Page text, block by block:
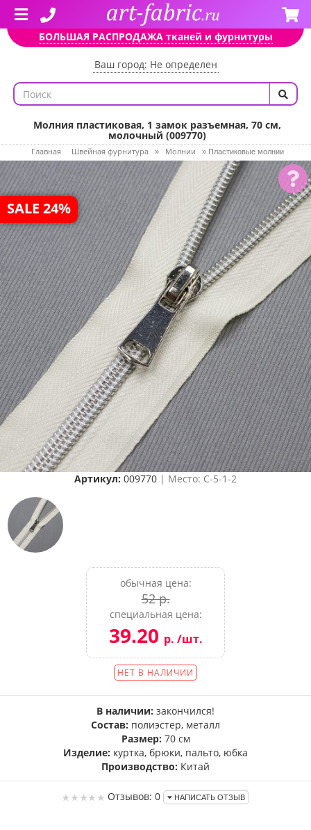
БОЛЬШАЯ РАСПРОДАЖА тканей и фурнитуры
Ваш город: Не определен
Молния пластиковая, 1 замок разъемная, 70 см,
молочный (009770)
Главная Швейная фурнитура » Молнии » Пластиковые молнии
SALE 24%
Артикул: 009770 | Место: C-5-1-2
обычная цена:
52 р.
специальная цена:
39.20 р. /шт.
НЕТ В НАЛИЧИИ
В наличии: закончился!
Состав: полиэстер, металл
Размер: 70 см
Изделие: куртка, брюки, пальто, юбка
Производство: Китай
Отзывов: 0 НАПИСАТЬ ОТЗЫВ